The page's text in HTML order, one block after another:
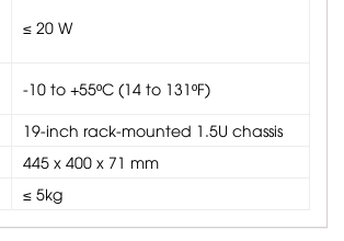
≤ 20 W
-10 to +55ºC (14 to 131ºF)
19-inch rack-mounted 1.5U chassis
445 x 400 x 71 mm
≤ 5kg